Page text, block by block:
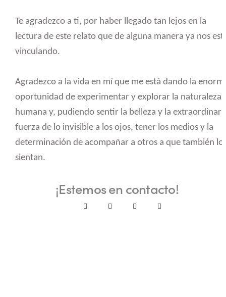
Te agradezco a ti, por haber llegado tan lejos en la
lectura de este relato que de alguna manera ya nos
vinculando.
Agradezco a la vida en mí que me está dando la
oportunidad de experimentar y explorar la naturaleza
humana y, pudiendo sentir la belleza y la
fuerza de lo invisible a los ojos, tener los medios y la
determinación de acompañar a otros a que también lo
sientan.
¡Estemos en contacto!